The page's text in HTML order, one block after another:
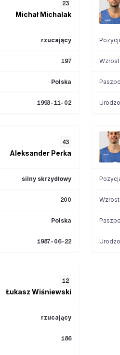
23
Michał Michalak
rzucający
197
Polska
1993-11-02
Wzrost
43
Aleksander Perka
silny skrzydłowy
200
Polska
1987-06-22
Wzrost
12
Łukasz Wiśniewski
rzucający
186